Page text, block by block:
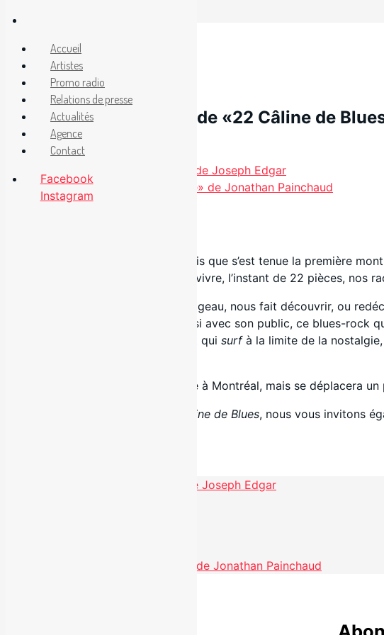
contenu
Facebook Instagram
29 janvier 2014
Première montréalaise de «22 Câline de
Catégories
Non classé
Lancement de l’album «Gazebo» de Joseph Edgar
Nouveauté radio : «Petite poupée» de Jonathan Painchaud
C’est hier soir au Théâtre Saint-Denis que s’est tenue la première
d’assaut la scène pour nous faire revivre, l’instant de 22 pièces,
Le spectacle, dirigé par Alain Sauvageau, nous fait découvrir, ou
et toutes ses trippes. Il partage ainsi avec son public, ce blues-rock
et qui surfà la limite de la
La tournée de spectacles a débutée à Montréal, mais se déplacera
22 Câline de Blues, nous vous invitons
Lancement de l'album «Gazebo» de Joseph Edgar
Nouveauté radio : «Petite poupée» de Jonathan Painchaud
Accueil
Artistes
Promo radio
Relations de presse
Actualités
Agence
Contact
Facebook
Instagram